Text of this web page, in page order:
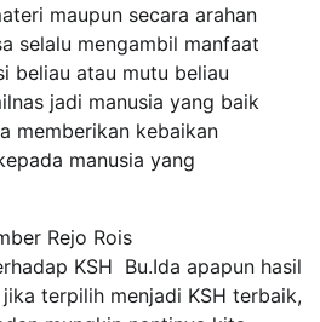
maupun secara arahan
selalu mengambil manfaat
beliau atau mutu beliau
jadi manusia yang baik
memberikan kebaikan
manusia yang
Rejo Rois
KSH Bu.Ida apapun hasil
terpilih menjadi KSH terbaik,